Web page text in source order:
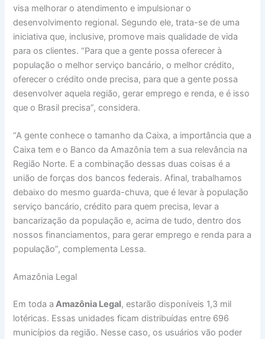
visa melhorar o atendimento e impulsionar o
desenvolvimento regional. Segundo ele, trata-se de uma
iniciativa que, inclusive, promove mais qualidade de vida
para os clientes. “Para que a gente possa oferecer à
população o melhor serviço bancário, o melhor crédito,
oferecer o crédito onde precisa, para que a gente possa
desenvolver aquela região, gerar emprego e renda, e é isso
que o Brasil precisa”, considera.
“A gente conhece o tamanho da Caixa, a importância que a
Caixa tem e o Banco da Amazônia tem a sua relevância na
Região Norte. E a combinação dessas duas coisas é a
união de forças dos bancos federais. Afinal, trabalhamos
debaixo do mesmo guarda-chuva, que é levar à população
serviço bancário, crédito para quem precisa, levar a
bancarização da população e, acima de tudo, dentro dos
nossos financiamentos, para gerar emprego e renda para a
população”, complementa Lessa.
Amazônia Legal
Em toda a Amazônia Legal, estarão disponíveis 1,3 mil
lotéricas. Essas unidades ficam distribuídas entre 696
municípios da região. Nesse caso, os usuários vão poder